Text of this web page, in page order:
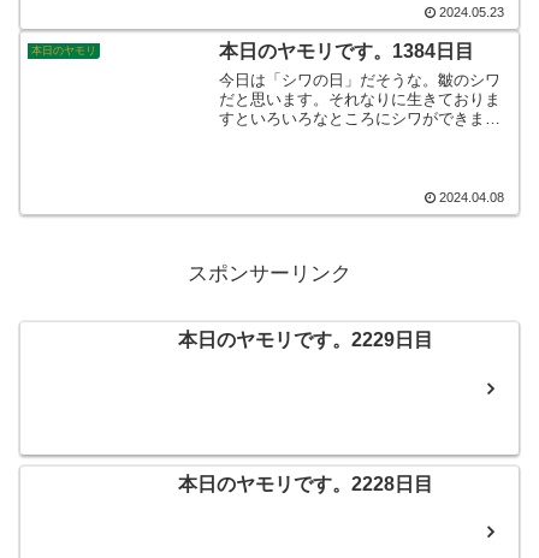
りませんでした。そんなこんなで、本日
のヤモリです!
2024.05.23
本日のヤモリ 本日のヤモリです。1384日目
今日は「シワの日」だそうな。皺のシワ
だと思います。それなりに生きておりま
すといろいろなところにシワができます
換え、脳みそのシワは…。そんなこんな
で、本日のヤモリです。
2024.04.08
スポンサーリンク
本日のヤモリです。2229日目
本日のヤモリです。2228日目